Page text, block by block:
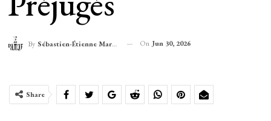
By Sébastien-Étienne Marechal On Jun 30, 2026
Share